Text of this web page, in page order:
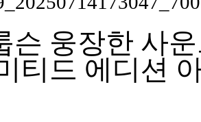
슨 웅장한 사
티드 에디션